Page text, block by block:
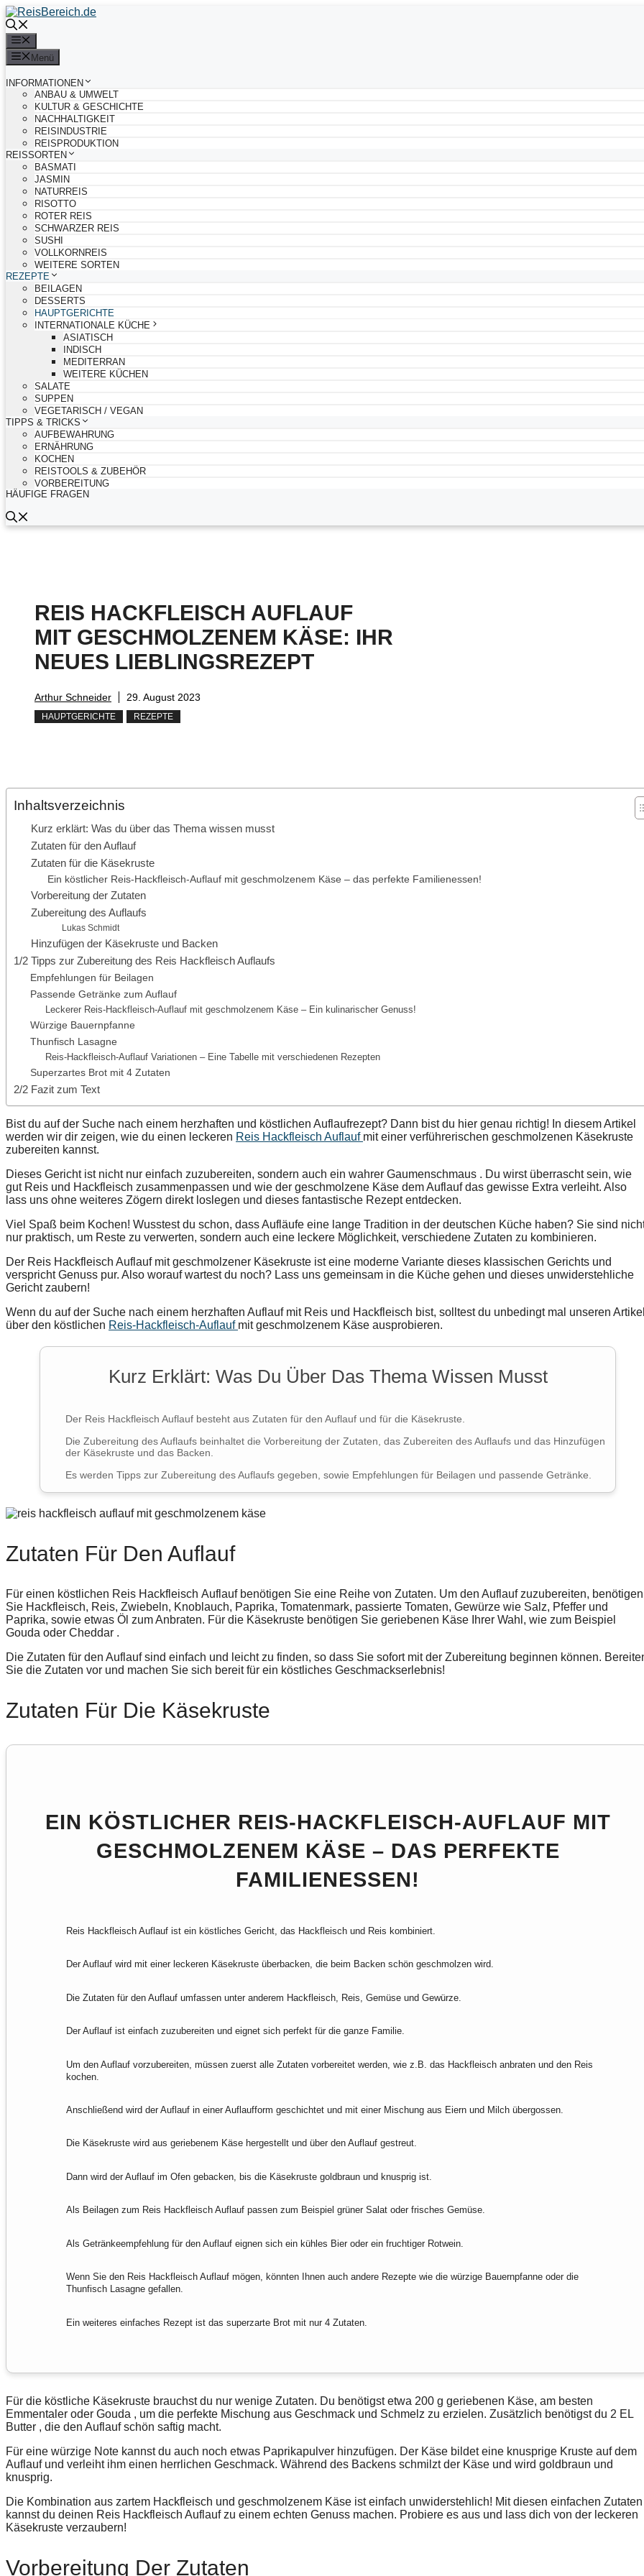
Zum
Inhalt
springen
Menü
INFORMATIONEN
ANBAU & UMWELT
KULTUR & GESCHICHTE
NACHHALTIGKEIT
REISINDUSTRIE
REISPRODUKTION
REISSORTEN
BASMATI
JASMIN
NATURREIS
RISOTTO
ROTER REIS
SCHWARZER REIS
SUSHI
VOLLKORNREIS
WEITERE SORTEN
REZEPTE
BEILAGEN
DESSERTS
HAUPTGERICHTE
INTERNATIONALE KÜCHE
ASIATISCH
INDISCH
MEDITERRAN
WEITERE KÜCHEN
SALATE
SUPPEN
VEGETARISCH / VEGAN
TIPPS & TRICKS
AUFBEWAHRUNG
ERNÄHRUNG
KOCHEN
REISTOOLS & ZUBEHÖR
VORBEREITUNG
HÄUFIGE FRAGEN
REIS HACKFLEISCH AUFLAUF
MIT GESCHMOLZENEM KÄSE: IHR
NEUES LIEBLINGSREZEPT
Arthur Schneider 29. August 2023
HAUPTGERICHTE REZEPTE
Inhaltsverzeichnis
Kurz erklärt: Was du über das Thema wissen musst
Zutaten für den Auflauf
Zutaten für die Käsekruste
Ein köstlicher Reis-Hackfleisch-Auflauf mit geschmolzenem Käse – das perfekte Familienessen!
Vorbereitung der Zutaten
Zubereitung des Auflaufs
Lukas Schmidt
Hinzufügen der Käsekruste und Backen
1/2 Tipps zur Zubereitung des Reis Hackfleisch Auflaufs
Empfehlungen für Beilagen
Passende Getränke zum Auflauf
Leckerer Reis-Hackfleisch-Auflauf mit geschmolzenem Käse – Ein kulinarischer Genuss!
Würzige Bauernpfanne
Thunfisch Lasagne
Reis-Hackfleisch-Auflauf Variationen – Eine Tabelle mit verschiedenen Rezepten
Superzartes Brot mit 4 Zutaten
2/2 Fazit zum Text
Bist du auf der Suche nach einem herzhaften und köstlichen Auflaufrezept? Dann bist du hier genau richtig! In diesem Artikel
werden wir dir zeigen, wie du einen leckeren Reis Hackfleisch Auflauf mit einer verführerischen geschmolzenen Käsekruste
zubereiten kannst.
Dieses Gericht ist nicht nur einfach zuzubereiten, sondern auch ein wahrer Gaumenschmaus . Du wirst überrascht sein, wie
gut Reis und Hackfleisch zusammenpassen und wie der geschmolzene Käse dem Auflauf das gewisse Extra verleiht. Also
lass uns ohne weiteres Zögern direkt loslegen und dieses fantastische Rezept entdecken.
Viel Spaß beim Kochen! Wusstest du schon, dass Aufläufe eine lange Tradition in der deutschen Küche haben? Sie sind
nur praktisch, um Reste zu verwerten, sondern auch eine leckere Möglichkeit, verschiedene Zutaten zu kombinieren.
Der Reis Hackfleisch Auflauf mit geschmolzener Käsekruste ist eine moderne Variante dieses klassischen Gerichts und
verspricht Genuss pur. Also worauf wartest du noch? Lass uns gemeinsam in die Küche gehen und dieses unwiderstehliche
Gericht zaubern!
Wenn du auf der Suche nach einem herzhaften Auflauf mit Reis und Hackfleisch bist, solltest du unbedingt mal unseren
über den köstlichen Reis-Hackfleisch-Auflauf mit geschmolzenem Käse ausprobieren.
Kurz Erklärt: Was Du Über Das Thema Wissen Musst
Der Reis Hackfleisch Auflauf besteht aus Zutaten für den Auflauf und für die Käsekruste.
Die Zubereitung des Auflaufs beinhaltet die Vorbereitung der Zutaten, das Zubereiten des Auflaufs und das Hinzufügen
der Käsekruste und das Backen.
Es werden Tipps zur Zubereitung des Auflaufs gegeben, sowie Empfehlungen für Beilagen und passende Getränke.
Zutaten Für Den Auflauf
Für einen köstlichen Reis Hackfleisch Auflauf benötigen Sie eine Reihe von Zutaten. Um den Auflauf zuzubereiten, benötigen
Sie Hackfleisch, Reis, Zwiebeln, Knoblauch, Paprika, Tomatenmark, passierte Tomaten, Gewürze wie Salz, Pfeffer und
Paprika, sowie etwas Öl zum Anbraten. Für die Käsekruste benötigen Sie geriebenen Käse Ihrer Wahl, wie zum Beispiel
Gouda oder Cheddar .
Die Zutaten für den Auflauf sind einfach und leicht zu finden, so dass Sie sofort mit der Zubereitung beginnen können.
Sie die Zutaten vor und machen Sie sich bereit für ein köstliches Geschmackserlebnis!
Zutaten Für Die Käsekruste
EIN KÖSTLICHER REIS-HACKFLEISCH-AUFLAUF MIT
GESCHMOLZENEM KÄSE – DAS PERFEKTE
FAMILIENESSEN!
Reis Hackfleisch Auflauf ist ein köstliches Gericht, das Hackfleisch und Reis kombiniert.
Der Auflauf wird mit einer leckeren Käsekruste überbacken, die beim Backen schön geschmolzen wird.
Die Zutaten für den Auflauf umfassen unter anderem Hackfleisch, Reis, Gemüse und Gewürze.
Der Auflauf ist einfach zuzubereiten und eignet sich perfekt für die ganze Familie.
Um den Auflauf vorzubereiten, müssen zuerst alle Zutaten vorbereitet werden, wie z.B. das Hackfleisch anbraten und den Reis
kochen.
Anschließend wird der Auflauf in einer Auflaufform geschichtet und mit einer Mischung aus Eiern und Milch übergossen.
Die Käsekruste wird aus geriebenem Käse hergestellt und über den Auflauf gestreut.
Dann wird der Auflauf im Ofen gebacken, bis die Käsekruste goldbraun und knusprig ist.
Als Beilagen zum Reis Hackfleisch Auflauf passen zum Beispiel grüner Salat oder frisches Gemüse.
Als Getränkeempfehlung für den Auflauf eignen sich ein kühles Bier oder ein fruchtiger Rotwein.
Wenn Sie den Reis Hackfleisch Auflauf mögen, könnten Ihnen auch andere Rezepte wie die würzige Bauernpfanne oder die
Thunfisch Lasagne gefallen.
Ein weiteres einfaches Rezept ist das superzarte Brot mit nur 4 Zutaten.
Für die köstliche Käsekruste brauchst du nur wenige Zutaten. Du benötigst etwa 200 g geriebenen Käse, am besten
Emmentaler oder Gouda , um die perfekte Mischung aus Geschmack und Schmelz zu erzielen. Zusätzlich benötigst du 2 EL
Butter , die den Auflauf schön saftig macht.
Für eine würzige Note kannst du auch noch etwas Paprikapulver hinzufügen. Der Käse bildet eine knusprige Kruste auf dem
Auflauf und verleiht ihm einen herrlichen Geschmack. Während des Backens schmilzt der Käse und wird goldbraun und
knusprig.
Die Kombination aus zartem Hackfleisch und geschmolzenem Käse ist einfach unwiderstehlich! Mit diesen einfachen Zutaten
kannst du deinen Reis Hackfleisch Auflauf zu einem echten Genuss machen. Probiere es aus und lass dich von der leckeren
Käsekruste verzaubern!
Vorbereitung Der Zutaten